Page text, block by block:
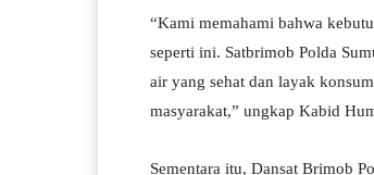
“Kami memahami bahwa
seperti ini. Satbrimob Polda
air yang sehat dan layak
masyarakat,” ungkap Kabid
Sementara itu, Dansat Brimob